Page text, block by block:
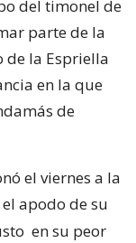
del timonel de
parte de la
de la Espriella
en la que
de
el viernes a la
apodo de su
en su peor